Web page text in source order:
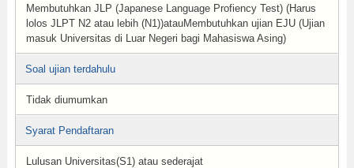
Membutuhkan JLP (Japanese Language Profiency Test) (Harus
lolos JLPT N2 atau lebih (N1))atauMembutuhkan ujian EJU (Ujian
masuk Universitas di Luar Negeri bagi Mahasiswa Asing)
Soal ujian terdahulu
Tidak diumumkan
Syarat Pendaftaran
Lulusan Universitas(S1) atau sederajat